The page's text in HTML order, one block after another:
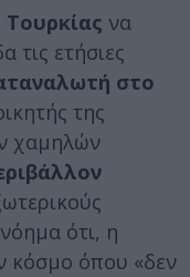
Τουρκίας να
τις ετήσιες
στο
της
χαμηλών
ότι, η
κόσμο όπου «δεν